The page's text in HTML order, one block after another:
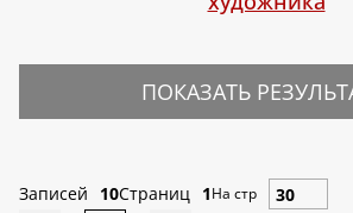
ПОКАЗАТЬ
Записей 10Страниц 1На стр